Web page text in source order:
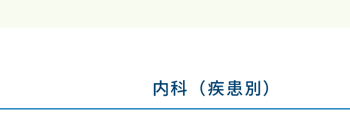
内科（疾患別）